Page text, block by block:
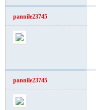
乐
pannile23745
pannile23745